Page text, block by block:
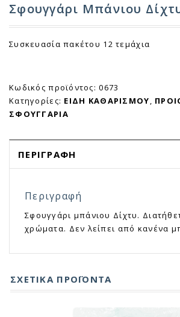
Σφουγγάρι Μπάνιου
Συσκευασία πακέτου 12 τεμάχια
Κωδικός προϊόντος:0673
Κατηγορίες: ΕΙΔΗ ΚΑΘΑΡΙΣΜΟΥ,
ΣΦΟΥΓΓΑΡΙΑ
ΠΕΡΙΓΡΑΦΉ
Περιγραφή
Σφουγγάρι μπάνιου Δίχτυ.
χρώματα. Δεν λείπει από κανένα
ΣΧΕΤΙΚΆ ΠΡΟΪΌΝΤΑ